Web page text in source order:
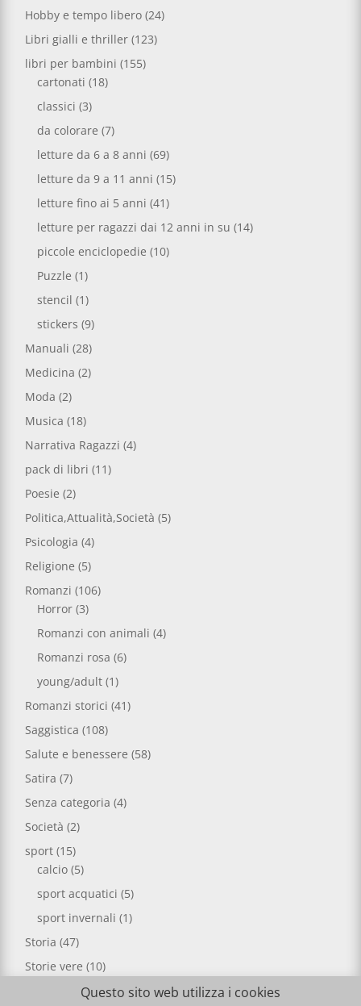
Hobby e tempo libero (24)
Libri gialli e thriller (123)
libri per bambini (155)
cartonati (18)
classici (3)
da colorare (7)
letture da 6 a 8 anni (69)
letture da 9 a 11 anni (15)
letture fino ai 5 anni (41)
letture per ragazzi dai 12 anni in su (14)
piccole enciclopedie (10)
Puzzle (1)
stencil (1)
stickers (9)
Manuali (28)
Medicina (2)
Moda (2)
Musica (18)
Narrativa Ragazzi (4)
pack di libri (11)
Poesie (2)
Politica,Attualità,Società (5)
Psicologia (4)
Religione (5)
Romanzi (106)
Horror (3)
Romanzi con animali (4)
Romanzi rosa (6)
young/adult (1)
Romanzi storici (41)
Saggistica (108)
Salute e benessere (58)
Satira (7)
Senza categoria (4)
Società (2)
sport (15)
calcio (5)
sport acquatici (5)
sport invernali (1)
Storia (47)
Storie vere (10)
Viaggi e avventura (1)
Questo sito web utilizza i cookies